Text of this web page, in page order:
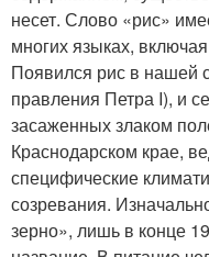
несет. Слово «рис»
многих языках,
Появился рис в нашей
правления Петра I), и
засаженных злаком
Краснодарском крае,
специфические
созревания.
зерно», лишь в конце